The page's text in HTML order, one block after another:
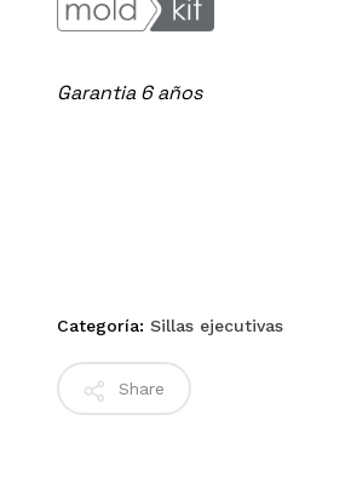
Garantia 6 años
Categoría: Sillas ejecutivas
Share